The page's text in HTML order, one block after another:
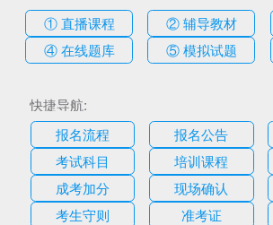
① 直播课程
② 辅导教材
④ 在线题库
⑤ 模拟试题
快捷导航:
报名流程
报名公告
考试科目
培训课程
成考加分
现场确认
考生守则
准考证